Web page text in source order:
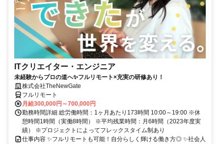
ITクリエイター・エンジニア
未経験からプロの道へ✨フルリモート×充実の研修あり！
株式会社TheNewGate
フルリモート
月給300,000円～700,000円
勤務時間詳細 総労働時間：1ヶ月あたり173時間 10:00～19:00 ※休
憩時間1時間（実働8時間） ※平均残業時間：月6時間（2023年度実
績） ※プロジェクトによってフレックスタイム制あり
仕事内容 ✨フルリモートも可能！自分らしく輝ける働き方◎ ✨社会人